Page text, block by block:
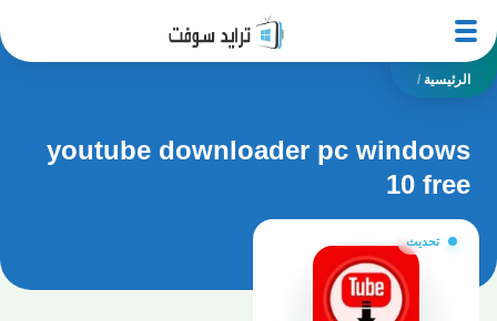
الرئيسية /
youtube downloader pc windows
10 free
تحديث